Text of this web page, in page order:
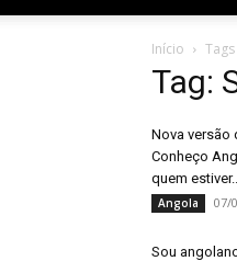
Início Tags
Tag:
Nova versão
Conheço
quem
Angola 07/
Sou